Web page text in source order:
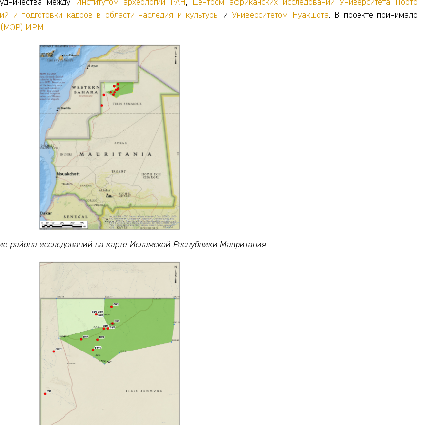
между
Институтом археологии РАН ,
Центром африканских исследований Университета Порто
и подготовки кадров в области наследия и культуры иУниверситетом Нуакшота. В проекте принимало
(МЭР) ИРМ .
района исследований на карте Исламской Республики Мавритания